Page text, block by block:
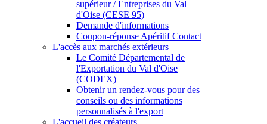
supérieur / Entreprises du Val
d'Oise (CESE 95)
Demande d'informations
Coupon-réponse Apéritif Contact
L'accès aux marchés extérieurs
Le Comité Départemental de
l'Exportation du Val d'Oise
(CODEX)
Obtenir un rendez-vous pour des
conseils ou des informations
personnalisés à l'export
L'accueil des créateurs